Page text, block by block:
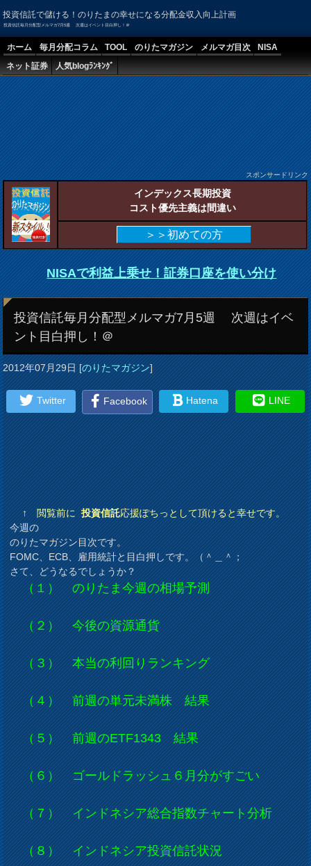
投資信託で儲ける！のりたまの幸せになる分配金収入向上計画
投資信託毎月分配型メルマガ7月5週 次週はイベント目白押し！＠
ホーム 毎月分配コラム TOOL のりたマガジン メルマガ目次
NISA
ネット証券
人気blogﾗﾝｷﾝｸﾞ
スポンサードリンク
インデックス長期投資
コスト優先主義は間違い
＞＞初めての方
NISAで利益上乗せ！証券口座を使い分け
投資信託毎月分配型メルマガ7月5週 次週はイベ
ント目白押し！＠
2012年07月29日[のりたマガジン]
Twitter Facebook Hatena LINE
↑ 閲覧前に投資信託応援ぽちっとして頂けると幸せです。
今週の
のりたマガジン目次です。
FOMC、ECB、雇用統計と目白押しです。（＾＿＾；
さて、どうなるでしょうか？
（１） のりたま今週の相場予測
（２） 今後の資源通貨
（３） 本当の利回りランキング
（４） 前週の単元未満株 結果
（５） 前週のETF1343 結果
（６） ゴールドラッシュ６月分がすごい
（７） インドネシア総合指数チャート分析
（８） インドネシア投資信託状況